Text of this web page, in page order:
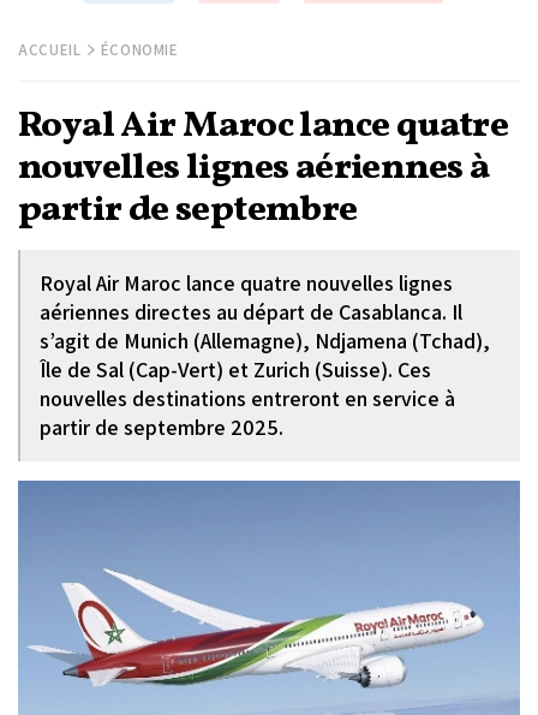
ACCUEIL ÉCONOMIE
Royal Air Maroc lance quatre
nouvelles lignes aériennes à
partir de septembre
Royal Air Maroc lance quatre nouvelles lignes
aériennes directes au départ de Casablanca. Il
s’agit de Munich (Allemagne), Ndjamena (Tchad),
Île de Sal (Cap-Vert) et Zurich (Suisse). Ces
nouvelles destinations entreront en service à
partir de septembre 2025.